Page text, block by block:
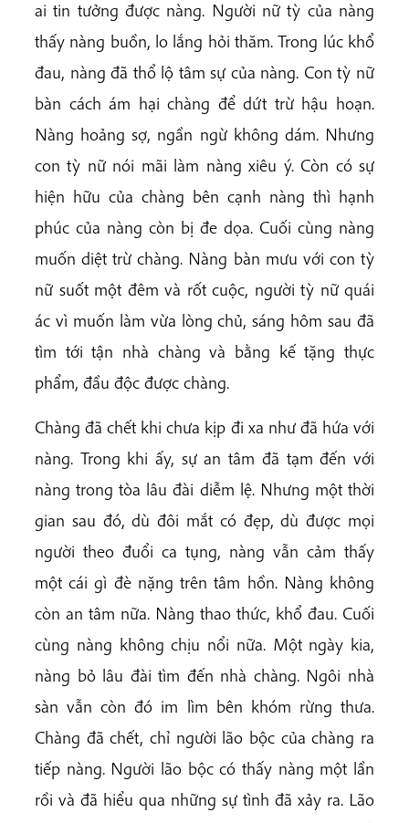
ai tin tưởng được nàng. Người nữ tỳ của nàng
thấy nàng buồn, lo lắng hỏi thăm. Trong lúc khổ
đau, nàng đã thổ lộ tâm sự của nàng. Con tỳ nữ
bàn cách ám hại chàng để dứt trừ hậu hoạn.
Nàng hoảng sợ, ngần ngừ không dám. Nhưng
con tỳ nữ nói mãi làm nàng xiêu ý. Còn có sự
hiện hữu của chàng bên cạnh nàng thì hạnh
phúc của nàng còn bị đe dọa. Cuối cùng nàng
muốn diệt trừ chàng. Nàng bàn mưu với con tỳ
nữ suốt một đêm và rốt cuộc, người tỳ nữ quái
ác vì muốn làm vừa lòng chủ, sáng hôm sau đã
tìm tới tận nhà chàng và bằng kế tặng thực
phẩm, đầu độc được chàng.
Chàng đã chết khi chưa kịp đi xa như đã hứa với
nàng. Trong khi ấy, sự an tâm đã tạm đến với
nàng trong tòa lâu đài diễm lệ. Nhưng một thời
gian sau đó, dù đôi mắt có đẹp, dù được mọi
người theo đuổi ca tụng, nàng vẫn cảm thấy
một cái gì đè nặng trên tâm hồn. Nàng không
còn an tâm nữa. Nàng thao thức, khổ đau. Cuối
cùng nàng không chịu nổi nữa. Một ngày kia,
nàng bỏ lâu đài tìm đến nhà chàng. Ngôi nhà
sàn vẫn còn đó im lìm bên khóm rừng thưa.
Chàng đã chết, chỉ người lão bộc của chàng ra
tiếp nàng. Người lão bộc có thấy nàng một lần
rồi và đã hiểu qua những sự tình đã xảy ra. Lão